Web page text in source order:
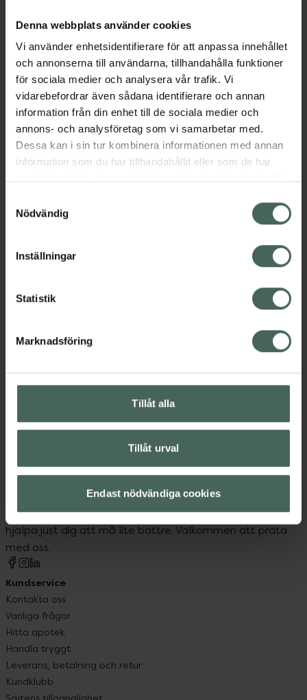
Denna webbplats använder cookies
Vi använder enhetsidentifierare för att anpassa innehållet
och annonserna till användarna, tillhandahålla funktioner
för sociala medier och analysera vår trafik. Vi
vidarebefordrar även sådana identifierare och annan
information från din enhet till de sociala medier och
annons- och analysföretag som vi samarbetar med.
Dessa kan i sin tur kombinera informationen med annan
information som du har tillhandahållit eller som de har
återkalla ditt samtycke via webbplatsens
cookieinställningar. Ett återkallat samtycke påverkar inte
lagligheten av behandling som skett innan återkallelsen.
Nödvändig
Inställningar
Statistik
Marknadsföring
Tillåt alla
Tillåt urval
Endast nödvändiga cookies
skonsamt sätt och gör att de känns
normalt till fett hår.
Jämförpris 0,38 kr/ml
EAN:05060176671089
Kategorier:
HårvårdSchampo
Visa
Hårvård Schampo
Kronans Apotek finns här för dig. Du hittar oss från Skåne i
syd till Lappland i norr, och online i mobilen och på
datorn. Oavsett vem du är så är det vårt uppdrag att
hjälpa just dig att må lite bättre. Välkommen att prata
med oss.
Kundservice
Kontakta oss
Vanliga frågor
Hitta apotek
Handla tryggt
Leverans, betalning och retur
Kundklubb
Sajtens tillgänglighet